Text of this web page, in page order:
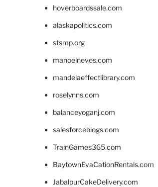
hoverboardssale.com
alaskapolitics.com
stsmp.org
manoelneves.com
mandelaeffectlibrary.com
roselynns.com
balanceyoganj.com
salesforceblogs.com
TrainGames365.com
BaytownEvaCationRentals.com
JabalpurCakeDelivery.com